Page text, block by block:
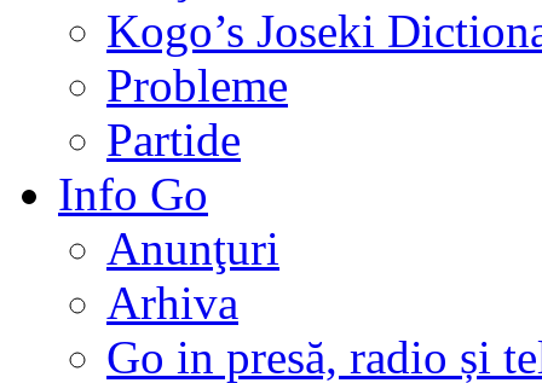
Kogo’s Joseki
Probleme
Partide
Info Go
Anunţuri
Arhiva
Go in presă, radio și